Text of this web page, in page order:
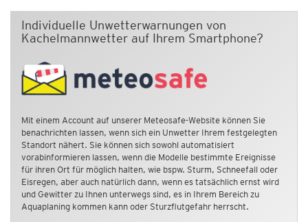
Individuelle Unwetterwarnungen von
Kachelmannwetter auf Ihrem Smartphone?
Mit einem Account auf unserer Meteosafe-Website können Sie
benachrichten lassen, wenn sich ein Unwetter Ihrem festgelegten
Standort nähert. Sie können sich sowohl automatisiert
vorabinformieren lassen, wenn die Modelle bestimmte Ereignisse
für ihren Ort für möglich halten, wie bspw. Sturm, Schneefall oder
Eisregen, aber auch natürlich dann, wenn es tatsächlich ernst wird
und Gewitter zu Ihnen unterwegs sind, es in Ihrem Bereich zu
Aquaplaning kommen kann oder Sturzflutgefahr herrscht.